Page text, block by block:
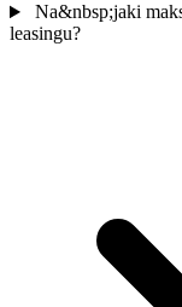
Na&nbsp;jaki
leasingu?